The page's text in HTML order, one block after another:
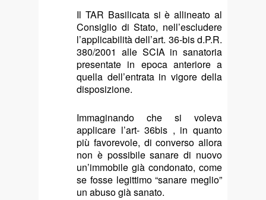
Il TAR Basilicata si è allineato al
Consiglio di Stato, nell’escludere
l’applicabilità dell’art. 36-bis d.P.R.
380/2001 alle SCIA in sanatoria
presentate in epoca anteriore a
quella dell’entrata in vigore della
disposizione.
Immaginando che si voleva
applicare l’art- 36bis , in quanto
più favorevole, di converso allora
non è possibile sanare di nuovo
un’immobile già condonato, come
se fosse legittimo “sanare meglio”
un abuso già sanato.